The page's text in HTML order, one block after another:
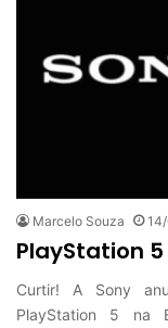
Marcelo Souza
PlayStation
Curtir! A Sony
PlayStation 5 na